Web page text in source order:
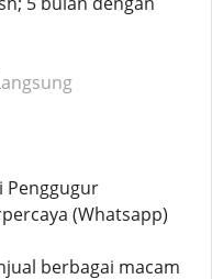
Penggugur
(Whatsapp)
berbagai macam